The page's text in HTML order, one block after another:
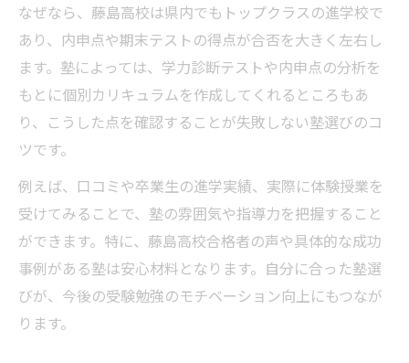
塾が伝授するオール3からの逆転合格術
塾活用でオール3から成績向上を目指す理由
内申点対策に最適な塾のフォローアップ法
高志高校受験に強い塾のサポート術
塾独自の高志高校受験対策プランの魅力
塾活用で差がつく高志高校対策の実践例
塾が導く高志高校受験成功への道筋
高志高校突破に役立つ塾活用のコツ
確認テストと塾活用で目標達成を狙う
なぜなら、藤島高校は県内でもトップクラスの進学校で
あり、内申点や期末テストの得点が合否を大きく左右し
ます。塾によっては、学力診断テストや内申点の分析を
もとに個別カリキュラムを作成してくれるところもあ
り、こうした点を確認することが失敗しない塾選びのコ
ツです。
例えば、口コミや卒業生の進学実績、実際に体験授業を
受けてみることで、塾の雰囲気や指導力を把握すること
ができます。特に、藤島高校合格者の声や具体的な成功
事例がある塾は安心材料となります。自分に合った塾選
びが、今後の受験勉強のモチベーション向上にもつなが
ります。